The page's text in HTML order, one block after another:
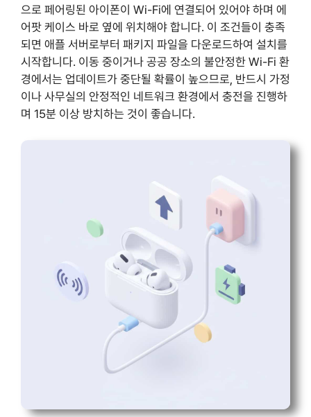
으로 페어링된 아이폰이 Wi-Fi에 연결되어 있어야 하며 에
어팟 케이스 바로 옆에 위치해야 합니다. 이 조건들이 충족
되면 애플 서버로부터 패키지 파일을 다운로드하여 설치를
시작합니다. 이동 중이거나 공공 장소의 불안정한 Wi-Fi 환
경에서는 업데이트가 중단될 확률이 높으므로, 반드시 가정
이나 사무실의 안정적인 네트워크 환경에서 충전을 진행하
며 15분 이상 방치하는 것이 좋습니다.